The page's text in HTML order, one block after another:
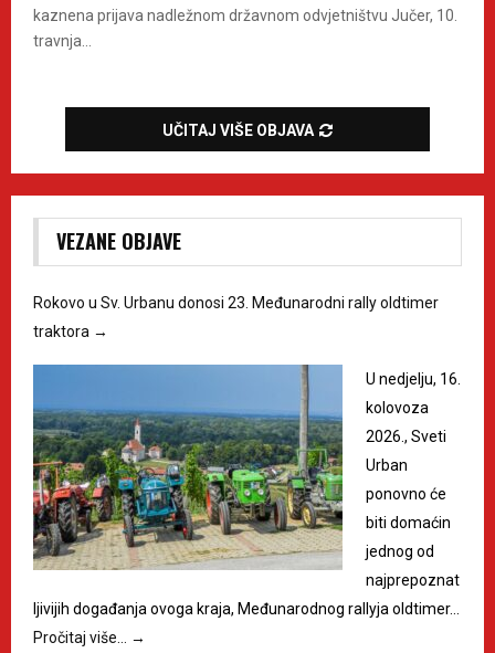
kaznena prijava nadležnom državnom odvjetništvu Jučer, 10.
travnja...
UČITAJ VIŠE OBJAVA
VEZANE OBJAVE
Rokovo u Sv. Urbanu donosi 23. Međunarodni rally oldtimer
traktora →
U nedjelju, 16.
kolovoza
2026., Sveti
Urban
ponovno će
biti domaćin
jednog od
najprepoznat
ljivijih događanja ovoga kraja, Međunarodnog rallyja oldtimer…
Pročitaj više…
→